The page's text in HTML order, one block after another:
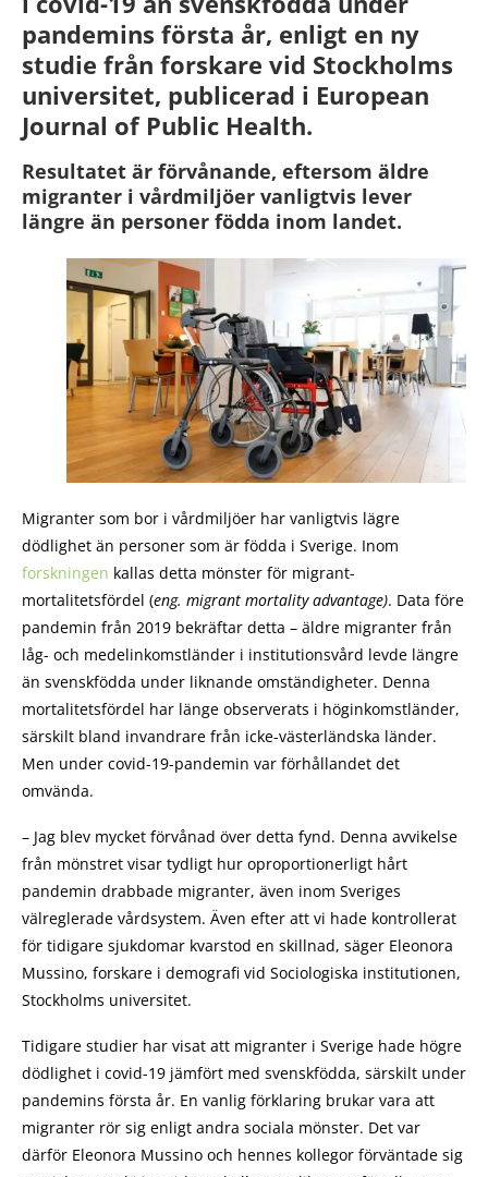
pandemins första år, enligt en ny
studie från forskare vid Stockholms
universitet, publicerad i European
Journal of Public Health.
Resultatet är förvånande, eftersom äldre
migranter i vårdmiljöer vanligtvis lever
längre än personer födda inom landet.
Migranter som bor i vårdmiljöer har vanligtvis lägre
dödlighet än personer som är födda i Sverige. Inom
forskningen kallas detta mönster för migrant-
mortalitetsfördel (eng. migrant mortality advantage). Data före
pandemin från 2019 bekräftar detta – äldre migranter från
låg- och medelinkomstländer i institutionsvård levde längre
än svenskfödda under liknande omständigheter. Denna
mortalitetsfördel har länge observerats i höginkomstländer,
särskilt bland invandrare från icke-västerländska länder.
Men under covid-19-pandemin var förhållandet det
omvända.
– Jag blev mycket förvånad över detta fynd. Denna avvikelse
från mönstret visar tydligt hur oproportionerligt hårt
pandemin drabbade migranter, även inom Sveriges
välreglerade vårdsystem. Även efter att vi hade kontrollerat
för tidigare sjukdomar kvarstod en skillnad, säger Eleonora
Mussino, forskare i demografi vid Sociologiska institutionen,
Stockholms universitet.
Tidigare studier har visat att migranter i Sverige hade högre
dödlighet i covid-19 jämfört med svenskfödda, särskilt under
pandemins första år. En vanlig förklaring brukar vara att
migranter rör sig enligt andra sociala mönster. Det var
därför Eleonora Mussino och hennes kollegor förväntade sig